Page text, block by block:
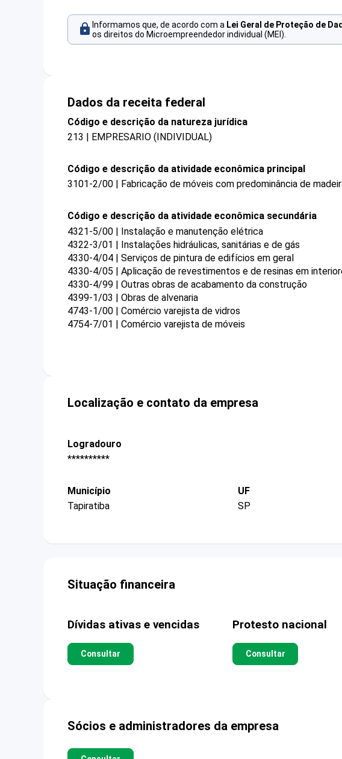
Informamos que, de acordo com a Lei Geral de Proteção de
os direitos do Microempreendedor individual (MEI).
Dados da receita federal
Código e descrição da natureza jurídica
213 | EMPRESARIO (INDIVIDUAL)
Código e descrição da atividade econômica principal
3101-2/00 | Fabricação de móveis com predominância de
Código e descrição da atividade econômica secundária
4321-5/00 | Instalação e manutenção elétrica
4322-3/01 | Instalações hidráulicas, sanitárias e de gás
4330-4/04 | Serviços de pintura de edifícios em geral
4330-4/05 | Aplicação de revestimentos e de resinas em
4330-4/99 | Outras obras de acabamento da construção
4399-1/03 | Obras de alvenaria
4743-1/00 | Comércio varejista de vidros
4754-7/01 | Comércio varejista de móveis
Localização e contato da empresa
Logradouro
**********
Município
Tapiratiba
UF
SP
Situação financeira
Dívidas ativas e vencidas
Consultar
Protesto nacional
Consultar
Sócios e administradores da empresa